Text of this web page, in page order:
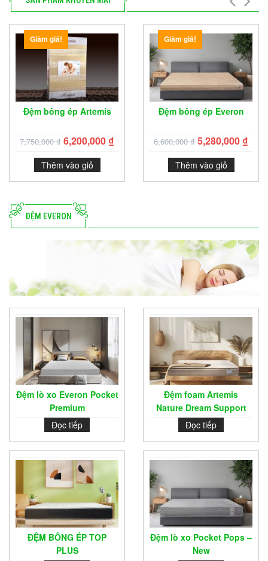
Giảm giá!
Đệm bông ép Artemis
7,750,000₫ 6,200,000 ₫
Thêm vào giỏ
Giảm giá!
Đệm bông ép Everon
6,600,000₫ 5,280,000 ₫
Thêm vào giỏ
ĐỆM EVERON
Đệm lò xo Everon Pocket
Premium
Đọc tiếp
Đệm foam Artemis
Nature Dream Support
Đọc tiếp
ĐỆM BÔNG ÉP TOP
PLUS
Đệm lò xo Pocket Pops –
New